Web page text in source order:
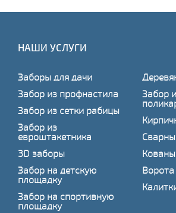
НАШИ УСЛУГИ
Заборы для дачи
Забор из профнастила
Забор из сетки рабицы
Забор из
евроштакетника
3D заборы
Забор на детскую
площадку
Забор на спортивную
площадку
Забор
Ворота